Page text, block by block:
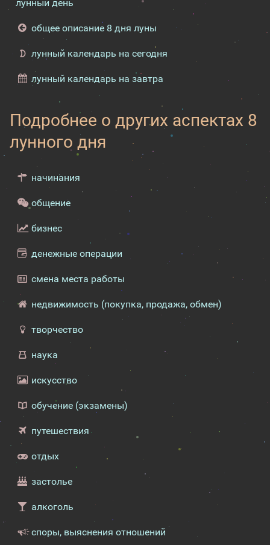
лунный день
общее описание 8 дня луны
лунный календарь на сегодня
лунный календарь на завтра
Подробнее о других аспектах 8
лунного дня
начинания
общение
бизнес
денежные операции
смена места работы
недвижимость (покупка, продажа, обмен)
творчество
наука
искусство
обучение (экзамены)
путешествия
отдых
застолье
алкоголь
споры, выяснения отношений